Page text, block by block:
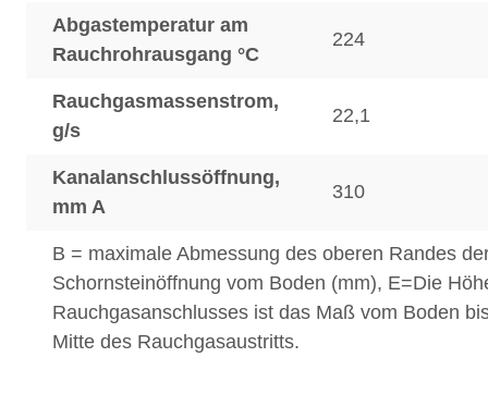
Abgastemperatur am
Rauchrohrausgang °C
224
Rauchgasmassenstrom,
g/s
22,1
Kanalanschlussöffnung,
mm A
310
B = maximale Abmessung des oberen Randes
Schornsteinöffnung vom Boden (mm), E=Die
Rauchgasanschlusses ist das Maß vom Boden
Mitte des Rauchgasaustritts.